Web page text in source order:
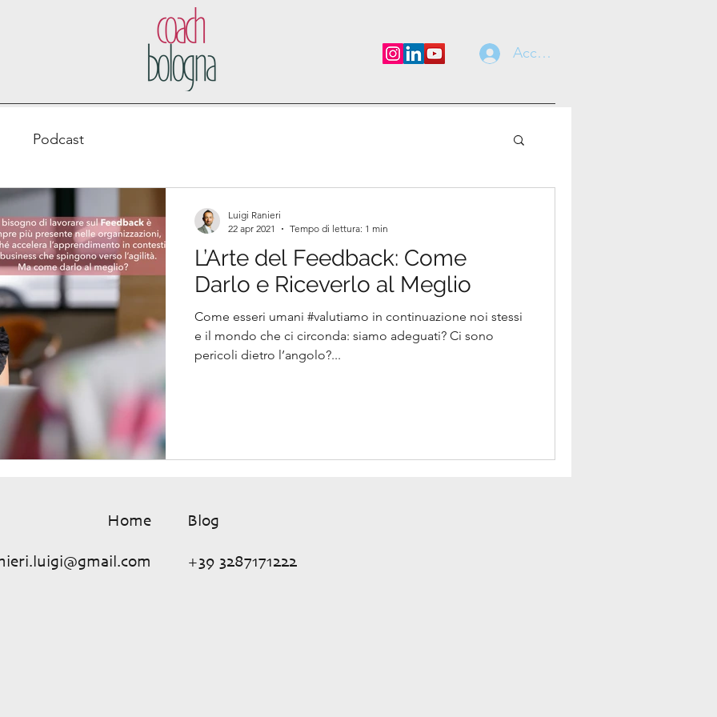
Accedi
Podcast
L’Arte del Feedback: Come
Darlo e Riceverlo al Meglio
Come esseri umani #valutiamo in continuazione noi stessi
e il mondo che ci circonda: siamo adeguati? Ci sono
pericoli dietro l’angolo?...
Luigi Ranieri
22 apr 2021
Tempo di lettura: 1 min
Home
Blog
+39 3287171222